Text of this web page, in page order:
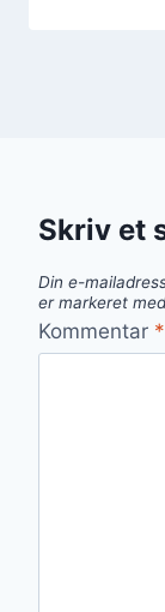
Skriv et
Din e-
er markeret
Kommentar *